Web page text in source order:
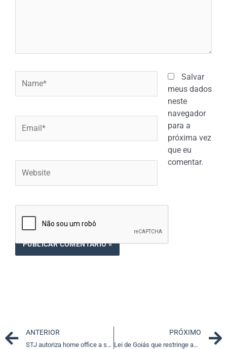
Salvar
meus dados
neste
navegador
para a
próxima vez
que eu
comentar.
Prev
ANTERIOR
STJ autoriza home office a servidores que viajaram ao exterior
PRÓXIMO
Lei de Goiás que restringe acesso de pessoas com deficiência auditiva ao serviço público é inconstitucional